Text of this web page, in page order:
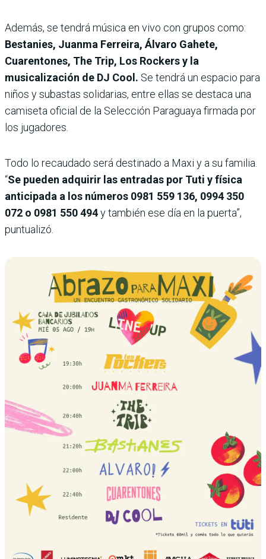
Además, se tendrá música en vivo con grupos como:
Bestanies, Juanma Ferreira, Álvaro Gahete,
Cuarentones, The Trip, Los Rockers y la
musicalización de DJ Cool. Se tendrá un espacio para
niños y subastas solidarias, entre ellas se destaca una
camiseta oficial de la Selección Paraguaya firmada por
los jugadores.
Todo lo recaudado será destinado a Maxi y a su familia.
“Se pueden adquirir las entradas por Tuti y física
anticipada a los números 0981 559 136, 0994 350
072 o 0981 550 494y también ese día en la puerta”,
puntualizó.